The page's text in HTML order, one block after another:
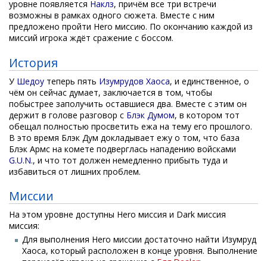
уровне появляется Наклз, причём все три встречи
возможны в рамках одного сюжета. Вместе с ним
предложено пройти Hero миссию. По окончанию каждой из
миссий игрока ждёт сражение с боссом.
История
У Шедоу теперь пять Изумрудов Хаоса, и единственное, о
чём он сейчас думает, заключается в том, чтобы
побыстрее заполучить оставшиеся два. Вместе с этим он
держит в голове разговор с Блэк Думом, в котором тот
обещал полностью просветить ежа на тему его прошлого.
В это время Блэк Дум докладывает ежу о том, что база
Блэк Армс на комете подверглась нападению войсками
G.U.N., и что тот должен немедленно прибыть туда и
избавиться от лишних проблем.
Миссии
На этом уровне доступны Hero миссия и Dark миссия
миссия:
Для выполнения Hero миссии достаточно найти Изумруд
Хаоса, который расположен в конце уровня. Выполнение